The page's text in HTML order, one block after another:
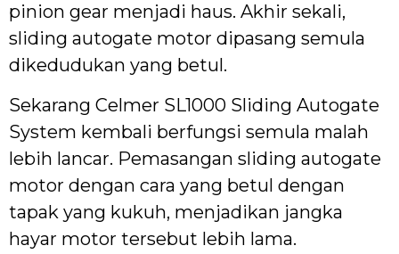
pinion gear menjadi haus. Akhir sekali,
sliding autogate motor dipasang semula
dikedudukan yang betul.
Sekarang Celmer SL1000 Sliding Autogate
System kembali berfungsi semula malah
lebih lancar. Pemasangan sliding autogate
motor dengan cara yang betul dengan
tapak yang kukuh, menjadikan jangka
hayar motor tersebut lebih lama.